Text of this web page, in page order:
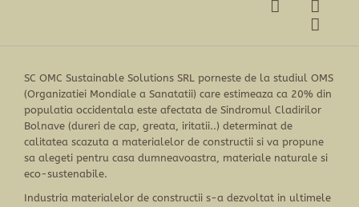
SC OMC Sustainable Solutions SRL porneste de la studiul OMS
(Organizatiei Mondiale a Sanatatii) care estimeaza ca 20% din
populatia occidentala este afectata de Sindromul Cladirilor
Bolnave (dureri de cap, greata, iritatii..) determinat de
calitatea scazuta a materialelor de constructii si va propune
sa alegeti pentru casa dumneavoastra, materiale naturale si
eco-sustenabile.
Industria materialelor de constructii s-a dezvoltat in ultimele